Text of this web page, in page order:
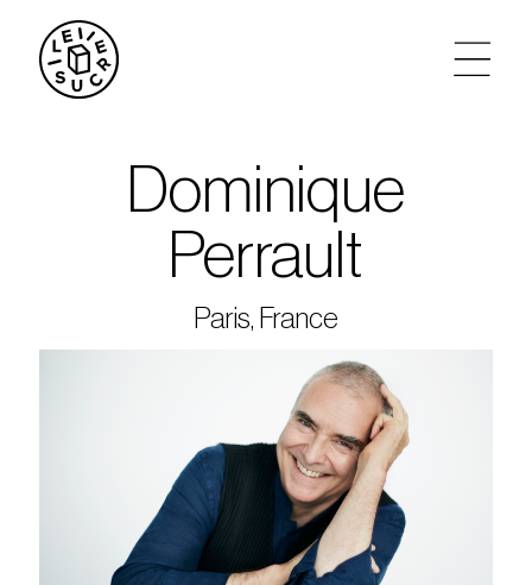
agenda
le sucre max
partenariats
privatisations
Dominique
Perrault
Paris, France